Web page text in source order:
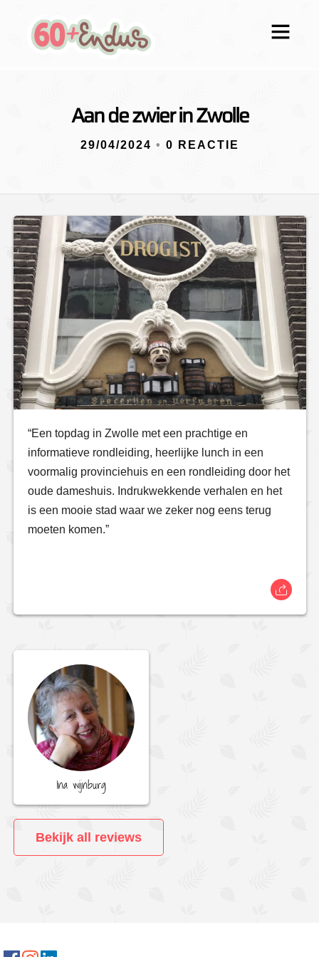
Aan de zwier in Zwolle
29/04/2024 • 0 REACTIE
“Een topdag in Zwolle met een prachtige en
informatieve rondleiding, heerlijke lunch in een
voormalig provinciehuis en een rondleiding door het
oude dameshuis. Indrukwekkende verhalen en het
is een mooie stad waar we zeker nog eens terug
moeten komen.”
Ina wijnburg
Bekijk all reviews